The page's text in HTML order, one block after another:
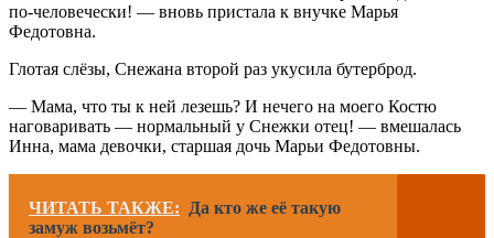
по-человечески! — вновь пристала к внучке Марья
Федотовна.
Глотая слёзы, Снежана второй раз укусила бутерброд.
— Мама, что ты к ней лезешь? И нечего на моего Костю
наговаривать — нормальный у Снежки отец! — вмешалась
Инна, мама девочки, старшая дочь Марьи Федотовны.
ЧИТАТЬ ТАКЖЕ:
Да кто же её такую
замуж возьмёт?